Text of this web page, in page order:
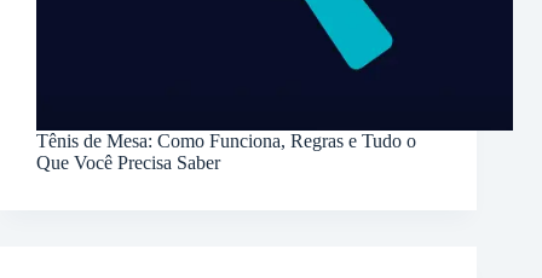
Tênis de Mesa: Como Funciona, Regras e Tudo o
Que Você Precisa Saber